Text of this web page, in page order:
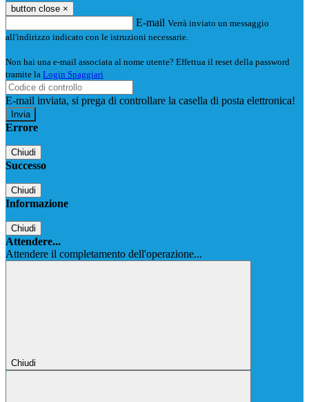
button close ×
E-mail Verrà inviato un messaggio
all'indirizzo indicato con le istruzioni necessarie.
Non hai una e-mail associata al nome utente? Effettua il reset della password
tramite la Login Spaggiari
E-mail inviata, si prega di controllare la casella di posta elettronica!
Errore
Chiudi
Successo
Chiudi
Informazione
Chiudi
Attendere...
Attendere il completamento dell'operazione...
Chiudi